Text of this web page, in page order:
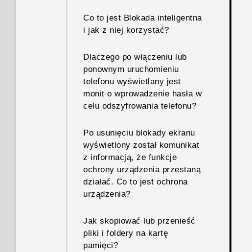
Co to jest Blokada inteligentna
i jak z niej korzystać?
Dlaczego po włączeniu lub
ponownym uruchomieniu
telefonu wyświetlany jest
monit o wprowadzenie hasła w
celu odszyfrowania telefonu?
Po usunięciu blokady ekranu
wyświetlony został komunikat
z informacją, że funkcje
ochrony urządzenia przestaną
działać. Co to jest ochrona
urządzenia?
Jak skopiować lub przenieść
pliki i foldery na kartę
pamięci?